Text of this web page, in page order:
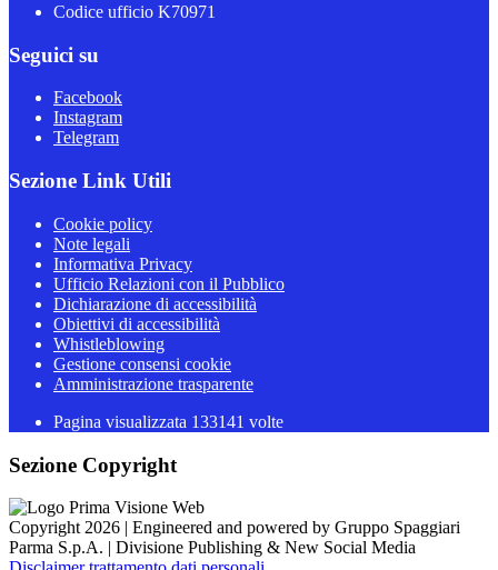
Codice ufficio K70971
Seguici su
Facebook
Instagram
Telegram
Sezione Link Utili
Cookie policy
Note legali
Informativa Privacy
Ufficio Relazioni con il Pubblico
Dichiarazione di accessibilità
Obiettivi di accessibilità
Whistleblowing
Gestione consensi cookie
Amministrazione trasparente
Pagina visualizzata 133141 volte
Sezione Copyright
Copyright 2026 | Engineered and powered by Gruppo Spaggiari
Parma S.p.A. | Divisione Publishing & New Social Media